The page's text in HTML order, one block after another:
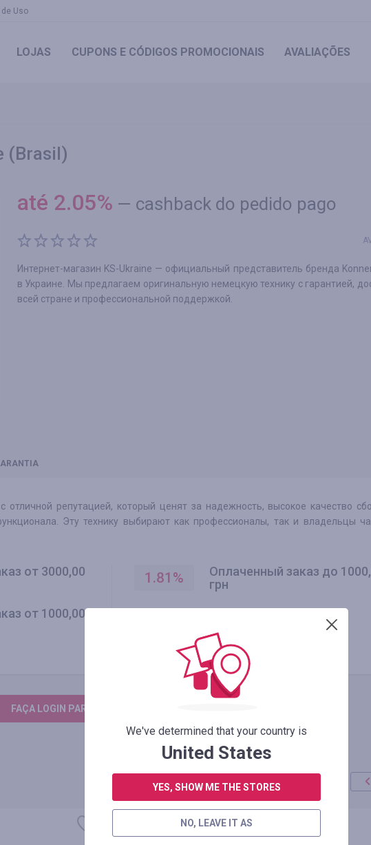
Uso
LOJAS CUPONS E CÓDIGOS PROMOCIONAIS AVALIAÇÕES
(Brasil)
até 2.05% — cashback do pedido pago
Интернет-магазин KS-Ukraine — официальный представитель бренда
в Украине. Мы предлагаем оригинальную немецкую технику с гарантией,
всей стране и профессиональной поддержкой.
репутацией, который ценят за надежность, высокое качество
Эту технику выбирают как профессионалы, так и владельцы
от 3000,00
от 1000,00
1.81 %
Оплаченный заказ до
грн
FAÇA LOGIN PARA DEIXAR UM COMENTÁRIO
+100%
We've determined that your country is
United States
YES, SHOW ME THE STORES
NO, LEAVE IT AS